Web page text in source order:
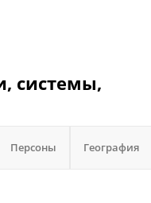
системы,
Персоны География